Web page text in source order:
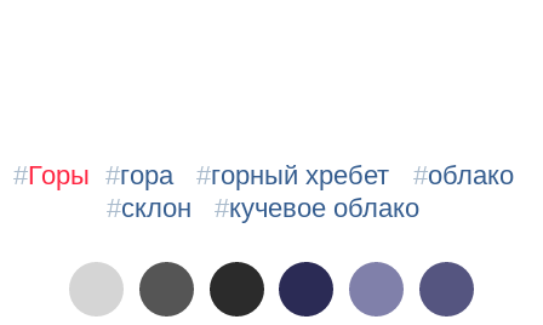
#Горы #гора #горный хребет #облако
#склон #кучевое облако